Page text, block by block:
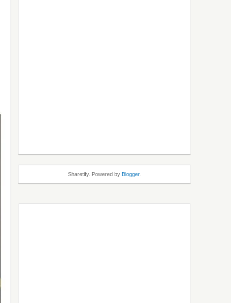
Sharetify. Powered by Blogger.